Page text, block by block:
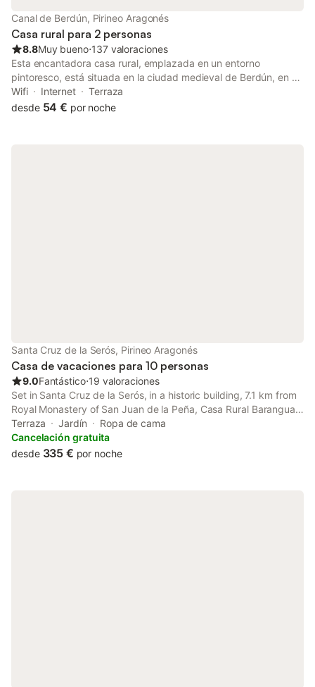
Canal de Berdún, Pirineo Aragonés
Casa rural para 2 personas
8.8Muy bueno⋅137 valoraciones
Esta encantadora casa rural, emplazada en un entorno
pintoresco, está situada en la ciudad medieval de Berdún, en el
Pirineo aragonés. Ofrece conexión Wi-Fi gratuita y una zona de
barbacoa.
Wifi Internet
Terraza
desde 54 € por noche
Santa Cruz de la Serós, Pirineo Aragonés
Casa de vacaciones para 10 personas
9.0Fantástico⋅19 valoraciones
Set in Santa Cruz de la Serós, in a historic building, 7.1 km from
Royal Monastery of San Juan de la Peña, Casa Rural Barangua
en el Pirineo Aragonés is a holiday home with a garden and
shared lounge.
Terraza Jardín
Ropa de cama
Cancelación gratuita
desde 335 € por noche